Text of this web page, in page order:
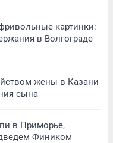
картинки:
в Волгограде
жены в Казани
сына
в Приморье,
Фиником